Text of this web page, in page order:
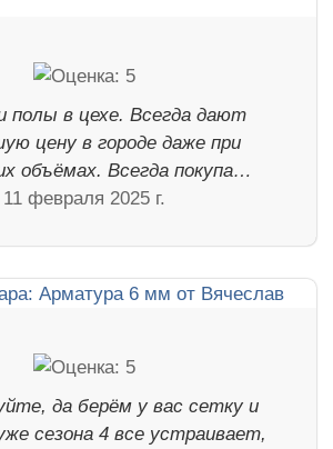
полы в цехе. Всегда дают
цену в городе даже при
объёмах. Всегда покупа…
11 февраля 2025 г.
да берём у вас сетку и
сезона 4 все устраивает,